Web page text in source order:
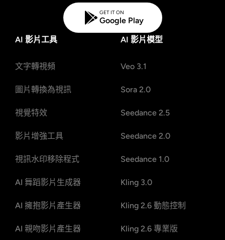
GET IT ON
Google Play
AI 影片工具
文字轉視頻
圖片轉換為視訊
視覺特效
影片增強工具
視訊水印移除程式
AI 舞蹈影片生成器
AI 擁抱影片產生器
AI 親吻影片產生器
AI 影片模型
Veo 3.1
Sora 2.0
Seedance 2.5
Seedance 2.0
Seedance 1.0
Kling 3.0
Kling 2.6 動態控制
Kling 2.6 專業版